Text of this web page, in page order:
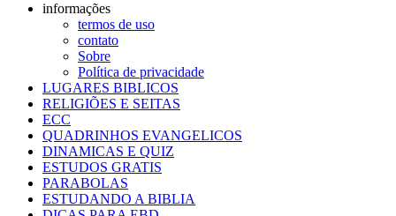
informações
termos de uso
contato
Sobre
Política de privacidade
LUGARES BIBLICOS
RELIGIÕES E SEITAS
ECC
QUADRINHOS EVANGELICOS
DINAMICAS E QUIZ
ESTUDOS GRATIS
PARABOLAS
ESTUDANDO A BIBLIA